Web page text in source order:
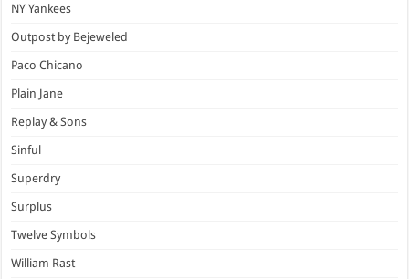
NY Yankees
Outpost by Bejeweled
Paco Chicano
Plain Jane
Replay & Sons
Sinful
Superdry
Surplus
Twelve Symbols
William Rast